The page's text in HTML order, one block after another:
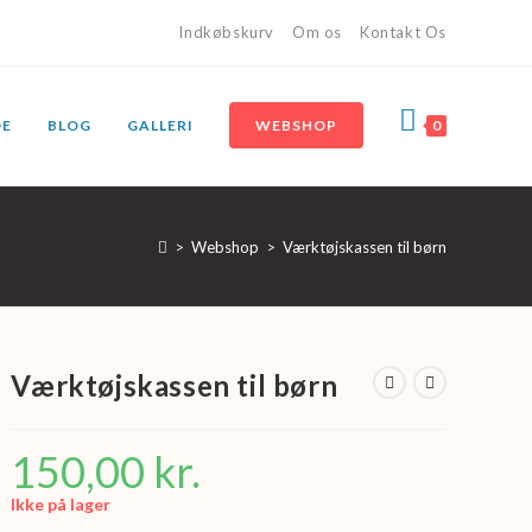
Indkøbskurv Om os Kontakt Os
BLOG GALLERI WEBSHOP 0
> Webshop > Værktøjskassen til børn
Værktøjskassen til børn
150,00 kr.
Ikke på lager